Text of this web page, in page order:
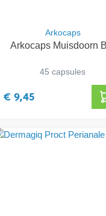
Arkocaps
Arkocaps Muisdoorn
45 capsules
€ 9,45